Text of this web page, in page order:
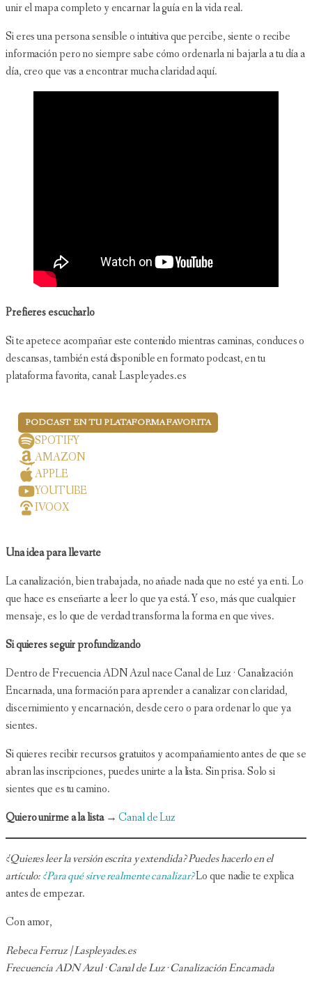
unir el mapa completo y encarnar la guía en la vida real.
Si eres una persona sensible o intuitiva que percibe, siente o recibe
información pero no siempre sabe cómo ordenarla ni bajarla a tu día a
día, creo que vas a encontrar mucha claridad aquí.
Prefieres escucharlo
Si te apetece acompañar este contenido mientras caminas, conduces o
descansas, también está disponible en formato podcast, en tu
plataforma favorita, canal: Laspleyades.es
PODCAST EN TU PLATAFORMA FAVORITA
SPOTIFY
AMAZON
APPLE
YOUTUBE
IVOOX
Una idea para llevarte
La canalización, bien trabajada, no añade nada que no esté ya en ti. Lo
que hace es enseñarte a leer lo que ya está. Y eso, más que cualquier
mensaje, es lo que de verdad transforma la forma en que vives.
Si quieres seguir profundizando
Dentro de Frecuencia ADN Azul nace Canal de Luz · Canalización
Encarnada, una formación para aprender a canalizar con claridad,
discernimiento y encarnación, desde cero o para ordenar lo que ya
sientes.
Si quieres recibir recursos gratuitos y acompañamiento antes de que se
abran las inscripciones, puedes unirte a la lista. Sin prisa. Solo si
sientes que es tu camino.
Quiero unirme a la lista →Canal de Luz
¿Quieres leer la versión escrita y extendida? Puedes hacerlo en el
artículo:¿Para qué sirve realmente canalizar?Lo que nadie te explica
antes de empezar.
Con amor,
Rebeca Ferruz | Laspleyades.es
Frecuencia ADN Azul · Canal de Luz · Canalización Encarnada